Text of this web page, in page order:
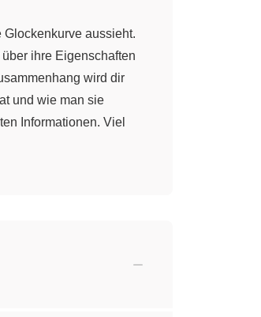
aussieht.
ihre Eigenschaften
wird dir
und wie man sie
Informationen. Viel